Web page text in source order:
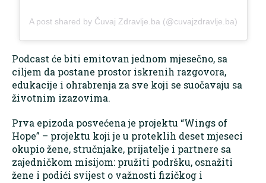
A post shared by Čuvaj Zdravlje.ba (@cuvajzdravlje.ba)
Podcast će biti emitovan jednom mjesečno, sa
ciljem da postane prostor iskrenih razgovora,
edukacije i ohrabrenja za sve koji se suočavaju sa
životnim izazovima.
Prva epizoda posvećena je projektu “Wings of
Hope” – projektu koji je u proteklih deset mjeseci
okupio žene, stručnjake, prijatelje i partnere sa
zajedničkom misijom: pružiti podršku, osnažiti
žene i podići svijest o važnosti fizičkog i